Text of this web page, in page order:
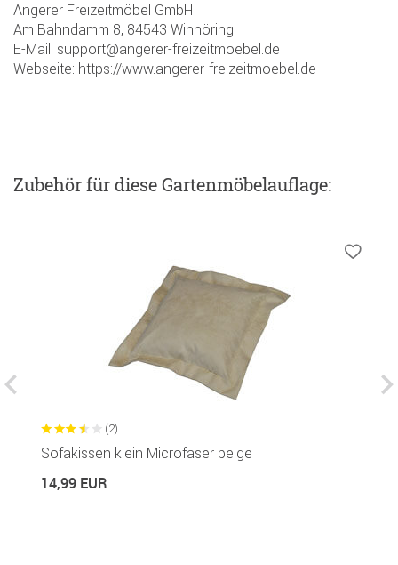
Angerer Freizeitmöbel GmbH
Am Bahndamm 8, 84543 Winhöring
E-Mail: support@angerer-freizeitmoebel.de
Webseite: https://www.angerer-freizeitmoebel.de
Zubehörfür diese Gartenmöbelauflage:
(2)
Sofakissen klein Microfaser beige
14,99 EUR